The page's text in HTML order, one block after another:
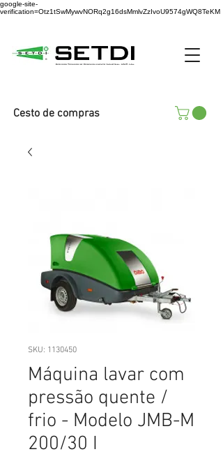
google-site-
verification=Otz1tSwMywvNORq2g16dsMmlvZzIvoU9574gWQ8TeKM
Cesto de compras
SKU: 1130450
Máquina lavar com
pressão quente /
frio - Modelo JMB-M
200/30 I